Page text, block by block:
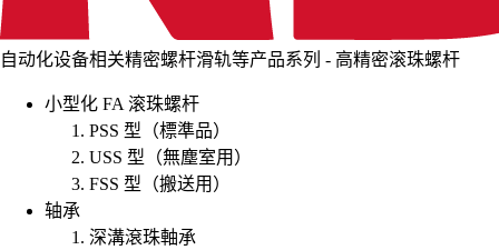
自动化设备相关精密螺杆滑轨等产品系列 - 高精密滚珠螺杆
小型化 FA 滚珠螺杆
PSS 型（標準品）
USS 型（無塵室用）
FSS 型（搬送用）
轴承
深溝滾珠軸承